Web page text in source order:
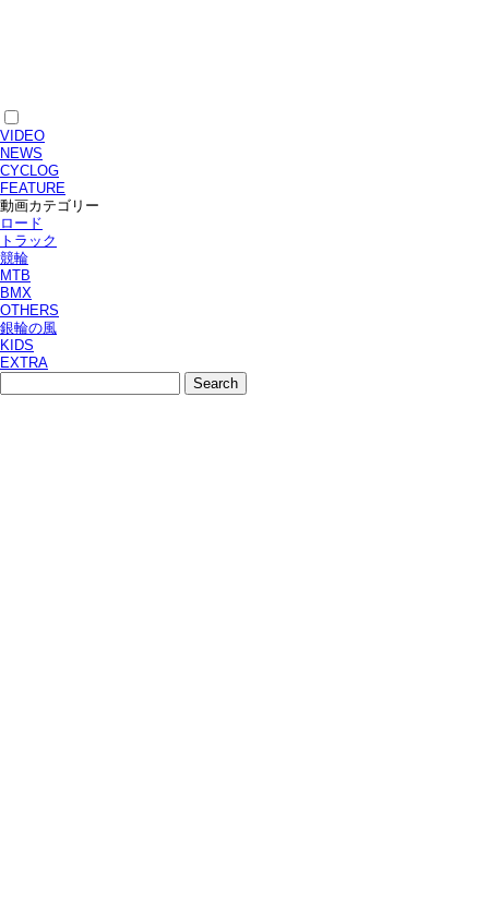
VIDEO
NEWS
CYCLOG
FEATURE
動画カテゴリー
ロード
トラック
競輪
MTB
BMX
OTHERS
銀輪の風
KIDS
EXTRA